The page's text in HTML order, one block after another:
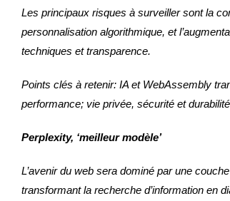
Les principaux risques à surveiller sont la
personnalisation algorithmique, et
techniques et transparence.
Points clés à retenir: IA et WebAssembly
performance; vie privée, sécurité et
Perplexity, ‘meilleur modèle’
L’avenir du web sera dominé par une
transformant la recherche d’information en